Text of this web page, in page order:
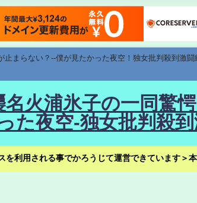
まらない？--僕が見たかった夜空！独女批判殺到激
火浦氷子の一同驚
た夜空-独女批判殺
利用される事でかろうじて運営できています＞